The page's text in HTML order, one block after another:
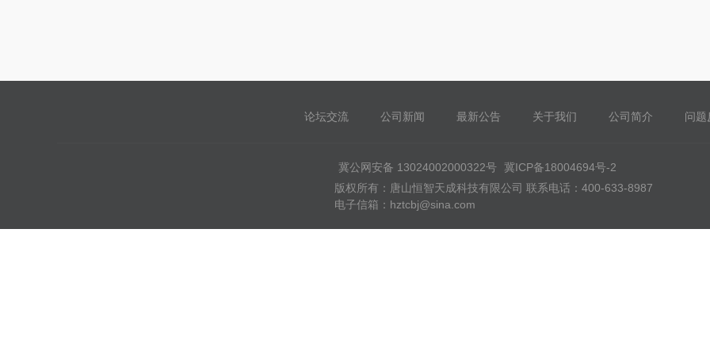
论坛交流 公司新闻 最新公告 关于我们 公司简介 问题
冀公网安备 13024002000322号
冀ICP备18004694号-2
版权所有：唐山恒智天成科技有限公司 联系电话：400-633-8987
电子信箱：hztcbj@sina.com